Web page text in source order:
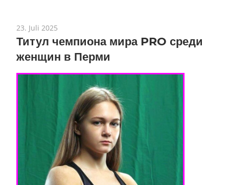
23. Juli 2025
Титул чемпиона мира PRO среди
женщин в Перми